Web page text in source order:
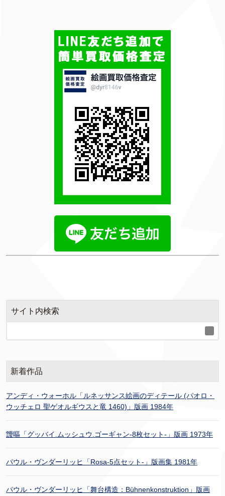
サイト内検索
新着作品
アンディ・ウォーホル「ルネッサンス絵画のディテール (パオロ・
ウッチェロ 聖ゲオルギウスと竜 1460)」版画 1984年
靉嘔「グッバイ.ムッシュウ.ゴーギャン-8枚セット-」版画 1973年
パウル・ヴンダーリッヒ「Rosa-5点セット-」版画集 1981年
パウル・ヴンダーリッヒ「舞台構造：Bühnenkonstruktion」版画